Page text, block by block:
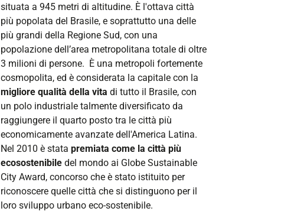
situata a 945 metri di altitudine. È l'ottava città
più popolata del Brasile, e soprattutto una delle
più grandi della Regione Sud, con una
popolazione dell’area metropolitana totale di oltre
3 milioni di persone. È una metropoli fortemente
cosmopolita, ed è considerata la capitale con la
migliore qualità della vita di tutto il Brasile, con
un polo industriale talmente diversificato da
raggiungere il quarto posto tra le città più
economicamente avanzate dell'America Latina.
Nel 2010 è stata premiata come la città più
ecosostenibiledel mondo ai Globe Sustainable
City Award, concorso che è stato istituito per
riconoscere quelle città che si distinguono per il
loro sviluppo urbano eco-sostenibile.